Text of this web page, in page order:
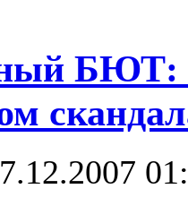
БЮТ: